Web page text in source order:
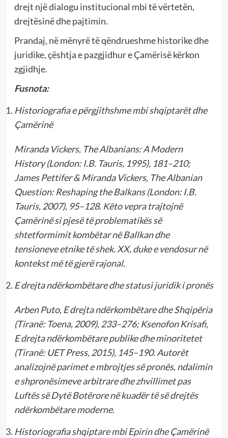
drejt një dialogu institucional mbi të vërtetën,
drejtësinë dhe pajtimin.
Prandaj, në mënyrë të qëndrueshme historike dhe
juridike, çështja e pazgjidhur e Çamërisë kërkon
zgjidhje.
Fusnota:
Historiografia e përgjithshme mbi shqiptarët dhe
Çamërinë
Miranda Vickers, The Albanians: A Modern
History (London: I.B. Tauris, 1995), 181–210;
James Pettifer & Miranda Vickers, The Albanian
Question: Reshaping the Balkans (London: I.B.
Tauris, 2007), 95–128. Këto vepra trajtojnë
Çamërinë si pjesë të problematikës së
shtetformimit kombëtar në Ballkan dhe
tensioneve etnike të shek. XX, duke e vendosur në
kontekst më të gjerë rajonal.
E drejta ndërkombëtare dhe statusi juridik i pronës
Arben Puto, E drejta ndërkombëtare dhe Shqipëria
(Tiranë: Toena, 2009), 233–276; Ksenofon Krisafi,
E drejta ndërkombëtare publike dhe minoritetet
(Tiranë: UET Press, 2015), 145–190. Autorët
analizojnë parimet e mbrojtjes së pronës, ndalimin
e shpronësimeve arbitrare dhe zhvillimet pas
Luftës së Dytë Botërore në kuadër të së drejtës
ndërkombëtare moderne.
Historiografia shqiptare mbi Epirin dhe Çamërinë